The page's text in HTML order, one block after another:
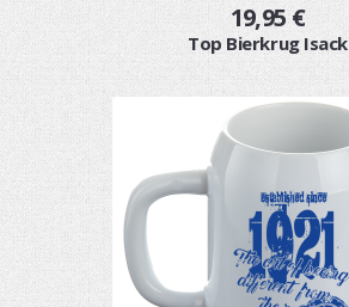
19,95 €
Top Bierkrug Isack